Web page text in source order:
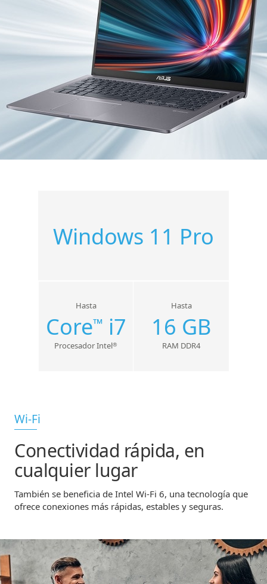
Windows 11 Pro
Hasta
Core™ i7
Procesador Intel®
Hasta
16 GB
RAM DDR4
Wi-Fi
Conectividad rápida, en
cualquier lugar
También se beneficia de Intel Wi-Fi 6, una tecnología que
ofrece conexiones más rápidas, estables y seguras.